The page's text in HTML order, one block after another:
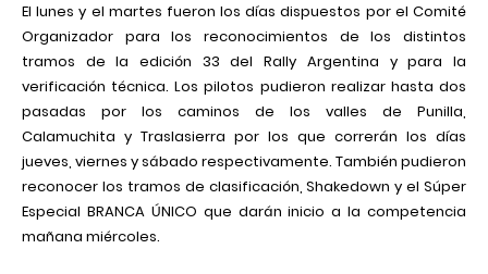
El lunes y el martes fueron los días dispuestos por el Comité
Organizador para los reconocimientos de los distintos
tramos de la edición 33 del Rally Argentina y para la
verificación técnica. Los pilotos pudieron realizar hasta dos
pasadas por los caminos de los valles de Punilla,
Calamuchita y Traslasierra por los que correrán los días
jueves, viernes y sábado respectivamente. También pudieron
reconocer los tramos de clasificación, Shakedown y el Súper
Especial BRANCA ÚNICO que darán inicio a la competencia
mañana miércoles.